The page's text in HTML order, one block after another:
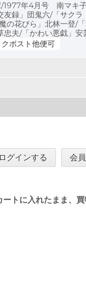
1977年4月号 南マキ
友録」団鬼六/「サク
の花びら」北林一登/
忠夫/「かわい悪戯」安
クポスト他便可
ログインする 会
ートに入れたまま、